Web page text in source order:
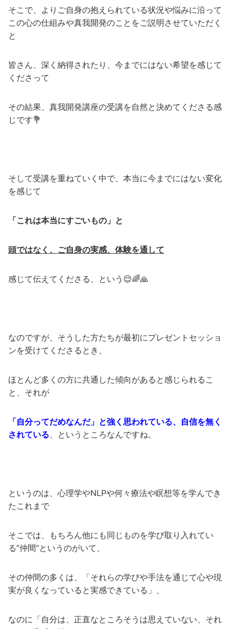
そこで、よりご自身の抱えられている状況や悩みに沿って
この心の仕組みや真我開発のことをご説明させていただく
と
皆さん、深く納得されたり、今までにはない希望を感じて
くださって
その結果、真我開発講座の受講を自然と決めてくださる感
じです💐
そして受講を重ねていく中で、本当に今までにはない変化
を感じて
「これは本当にすごいもの」と
頭ではなく、ご自身の実感、体験を通して
感じて伝えてくださる、という😌🌈🙏
なのですが、そうした方たちが最初にプレゼントセッショ
ンを受けてくださるとき、
ほとんど多くの方に共通した傾向があると感じられるこ
と、それが
「自分ってだめなんだ」と強く思われている、自信を無く
されている、というところなんですね。
というのは、心理学やNLPや何々療法や瞑想等を学んでき
たこれまで
そこでは、もちろん他にも同じものを学び取り入れてい
る”仲間”というのがいて、
その仲間の多くは、「それらの学びや手法を通じて心や現
実が良くなっていると実感できている」、
なのに「自分は、正直なところそうは思えていない、それ